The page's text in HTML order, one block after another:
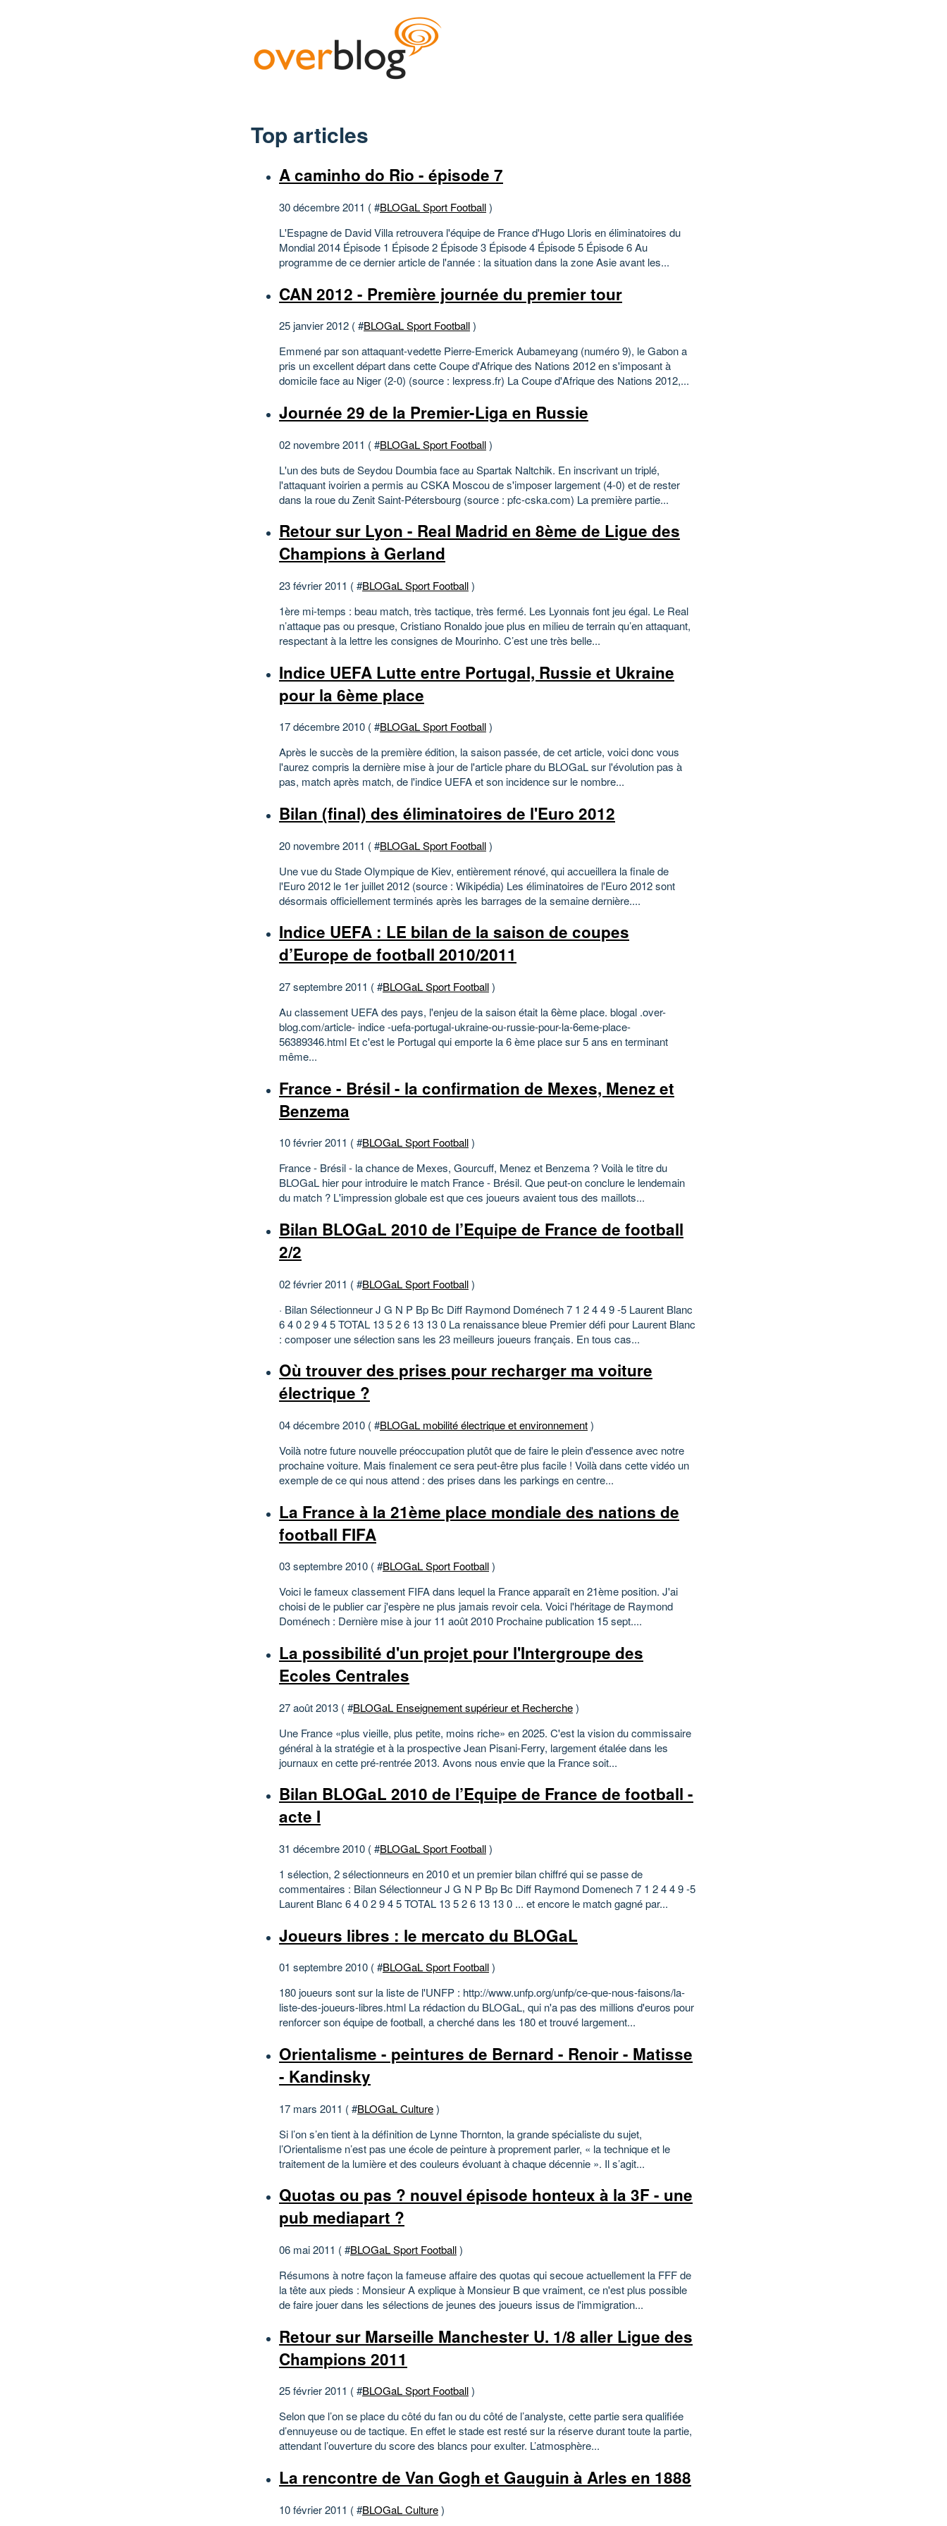
Top articles
A caminho do Rio - épisode 7
30 décembre 2011 ( #BLOGaL Sport Football)
L'Espagne de David Villa retrouvera l'équipe de France d'Hugo Lloris en éliminatoires du
Mondial 2014 Épisode 1 Épisode 2 Épisode 3 Épisode 4 Épisode 5 Épisode 6 Au
programme de ce dernier article de l'année : la situation dans la zone Asie avant les...
CAN 2012 - Première journée du premier tour
25 janvier 2012 ( #BLOGaL Sport Football)
Emmené par son attaquant-vedette Pierre-Emerick Aubameyang (numéro 9), le Gabon a
pris un excellent départ dans cette Coupe d'Afrique des Nations 2012 en s'imposant à
domicile face au Niger (2-0) (source : lexpress.fr) La Coupe d'Afrique des Nations 2012,...
Journée 29 de la Premier-Liga en Russie
02 novembre 2011 ( #BLOGaL Sport Football)
L'un des buts de Seydou Doumbia face au Spartak Naltchik. En inscrivant un triplé,
l'attaquant ivoirien a permis au CSKA Moscou de s'imposer largement (4-0) et de rester
dans la roue du Zenit Saint-Pétersbourg (source : pfc-cska.com) La première partie...
Retour sur Lyon - Real Madrid en 8ème de Ligue des
Champions à Gerland
23 février 2011 ( #BLOGaL Sport Football)
1ère mi-temps : beau match, très tactique, très fermé. Les Lyonnais font jeu égal. Le Real
n’attaque pas ou presque, Cristiano Ronaldo joue plus en milieu de terrain qu’en attaquant,
respectant à la lettre les consignes de Mourinho. C’est une très belle...
Indice UEFA Lutte entre Portugal, Russie et Ukraine
pour la 6ème place
17 décembre 2010 ( #BLOGaL Sport Football)
Après le succès de la première édition, la saison passée, de cet article, voici donc vous
l'aurez compris la dernière mise à jour de l'article phare du BLOGaL sur l'évolution pas à
pas, match après match, de l'indice UEFA et son incidence sur le nombre...
Bilan (final) des éliminatoires de l'Euro 2012
20 novembre 2011 ( #BLOGaL Sport Football)
Une vue du Stade Olympique de Kiev, entièrement rénové, qui accueillera la finale de
l'Euro 2012 le 1er juillet 2012 (source : Wikipédia) Les éliminatoires de l'Euro 2012 sont
désormais officiellement terminés après les barrages de la semaine dernière....
Indice UEFA : LE bilan de la saison de coupes
d’Europe de football 2010/2011
27 septembre 2011 ( #BLOGaL Sport Football)
Au classement UEFA des pays, l'enjeu de la saison était la 6ème place. blogal .over-
blog.com/article- indice -uefa-portugal-ukraine-ou-russie-pour-la-6eme-place-
56389346.html Et c'est le Portugal qui emporte la 6 ème place sur 5 ans en terminant
même...
France - Brésil - la confirmation de Mexes, Menez et
Benzema
10 février 2011 ( #BLOGaL Sport Football)
France - Brésil - la chance de Mexes, Gourcuff, Menez et Benzema ? Voilà le titre du
BLOGaL hier pour introduire le match France - Brésil. Que peut-on conclure le lendemain
du match ? L'impression globale est que ces joueurs avaient tous des maillots...
Bilan BLOGaL 2010 de l’Equipe de France de football
2/2
02 février 2011 ( #BLOGaL Sport Football)
· Bilan Sélectionneur J G N P Bp Bc Diff Raymond Doménech 7 1 2 4 4 9 -5 Laurent Blanc
6 4 0 2 9 4 5 TOTAL 13 5 2 6 13 13 0 La renaissance bleue Premier défi pour Laurent Blanc
: composer une sélection sans les 23 meilleurs joueurs français. En tous cas...
Où trouver des prises pour recharger ma voiture
électrique ?
04 décembre 2010 ( #BLOGaL mobilité électrique et environnement)
Voilà notre future nouvelle préoccupation plutôt que de faire le plein d'essence avec notre
prochaine voiture. Mais finalement ce sera peut-être plus facile ! Voilà dans cette vidéo un
exemple de ce qui nous attend : des prises dans les parkings en centre...
La France à la 21ème place mondiale des nations de
football FIFA
03 septembre 2010 ( #BLOGaL Sport Football)
Voici le fameux classement FIFA dans lequel la France apparaît en 21ème position. J'ai
choisi de le publier car j'espère ne plus jamais revoir cela. Voici l'héritage de Raymond
Doménech : Dernière mise à jour 11 août 2010 Prochaine publication 15 sept....
La possibilité d'un projet pour l'Intergroupe des
Ecoles Centrales
27 août 2013 ( #BLOGaL Enseignement supérieur et Recherche)
Une France «plus vieille, plus petite, moins riche» en 2025. C'est la vision du commissaire
général à la stratégie et à la prospective Jean Pisani-Ferry, largement étalée dans les
journaux en cette pré-rentrée 2013. Avons nous envie que la France soit...
Bilan BLOGaL 2010 de l’Equipe de France de football -
acte I
31 décembre 2010 ( #BLOGaL Sport Football)
1 sélection, 2 sélectionneurs en 2010 et un premier bilan chiffré qui se passe de
commentaires : Bilan Sélectionneur J G N P Bp Bc Diff Raymond Domenech 7 1 2 4 4 9 -5
Laurent Blanc 6 4 0 2 9 4 5 TOTAL 13 5 2 6 13 13 0 ... et encore le match gagné par...
Joueurs libres : le mercato du BLOGaL
01 septembre 2010 ( #BLOGaL Sport Football)
180 joueurs sont sur la liste de l'UNFP : http://www.unfp.org/unfp/ce-que-nous-faisons/la-
liste-des-joueurs-libres.html La rédaction du BLOGaL, qui n'a pas des millions d'euros pour
renforcer son équipe de football, a cherché dans les 180 et trouvé largement...
Orientalisme - peintures de Bernard - Renoir - Matisse
- Kandinsky
17 mars 2011 ( #BLOGaL Culture)
Si l’on s’en tient à la définition de Lynne Thornton, la grande spécialiste du sujet,
l’Orientalisme n’est pas une école de peinture à proprement parler, « la technique et le
traitement de la lumière et des couleurs évoluant à chaque décennie ». Il s’agit...
Quotas ou pas ? nouvel épisode honteux à la 3F - une
pub mediapart ?
06 mai 2011 ( #BLOGaL Sport Football)
Résumons à notre façon la fameuse affaire des quotas qui secoue actuellement la FFF de
la tête aux pieds : Monsieur A explique à Monsieur B que vraiment, ce n'est plus possible
de faire jouer dans les sélections de jeunes des joueurs issus de l'immigration...
Retour sur Marseille Manchester U. 1/8 aller Ligue des
Champions 2011
25 février 2011 ( #BLOGaL Sport Football)
Selon que l’on se place du côté du fan ou du côté de l’analyste, cette partie sera qualifiée
d’ennuyeuse ou de tactique. En effet le stade est resté sur la réserve durant toute la partie,
attendant l’ouverture du score des blancs pour exulter. L’atmosphère...
La rencontre de Van Gogh et Gauguin à Arles en 1888
10 février 2011 ( #BLOGaL Culture)